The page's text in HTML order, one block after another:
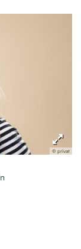
© privat